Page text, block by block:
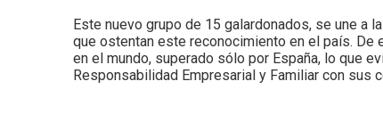
Este nuevo grupo de 15 galardonados, se une a
que ostentan este reconocimiento en el país.
en el mundo, superado sólo por España, lo que
Responsabilidad Empresarial y Familiar con sus